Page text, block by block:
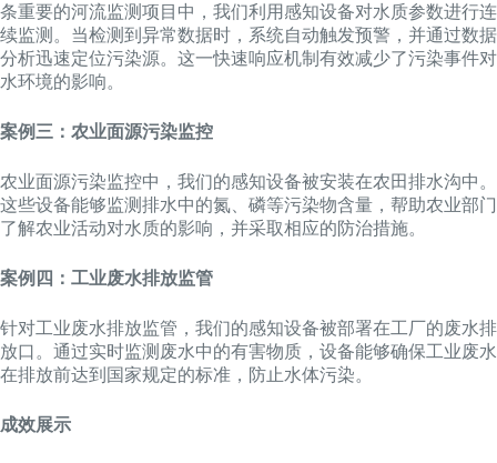
条重要的河流监测项目中，我们利用感知设备对水质参数进行连
续监测。当检测到异常数据时，系统自动触发预警，并通过数据
分析迅速定位污染源。这一快速响应机制有效减少了污染事件对
水环境的影响。
案例三：农业面源污染监控
农业面源污染监控中，我们的感知设备被安装在农田排水沟中。
这些设备能够监测排水中的氮、磷等污染物含量，帮助农业部门
了解农业活动对水质的影响，并采取相应的防治措施。
案例四：工业废水排放监管
针对工业废水排放监管，我们的感知设备被部署在工厂的废水排
放口。通过实时监测废水中的有害物质，设备能够确保工业废水
在排放前达到国家规定的标准，防止水体污染。
成效展示